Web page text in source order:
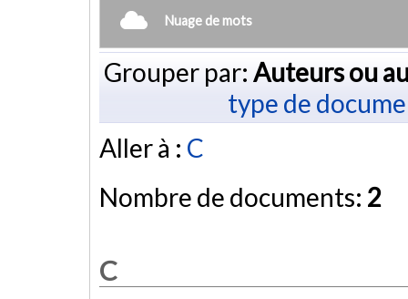
Nuage de mots
Grouper par: Auteurs ou
type de
Aller à : C
Nombre de documents: 2
C